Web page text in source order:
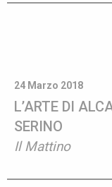
24 Marzo 2018
L’ARTE DI
SERINO
Il Mattino